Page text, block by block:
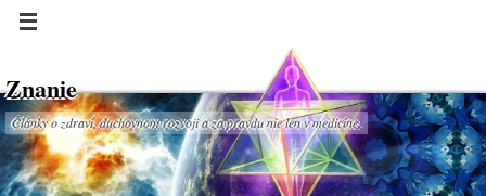
Znanie
Články o zdraví, duchovnom rozvoji a za pravdu nie len v medicíne.